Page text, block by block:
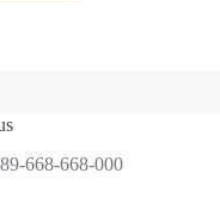
668-668-000